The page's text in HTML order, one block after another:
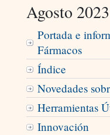
Agosto 2023
Portada e
Fármacos
Índice
Novedades
Herramientas
Innovación